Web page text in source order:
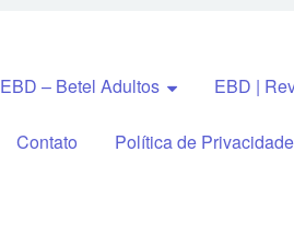
EBD – Betel Adultos EBD |
Contato Política de Privacidade